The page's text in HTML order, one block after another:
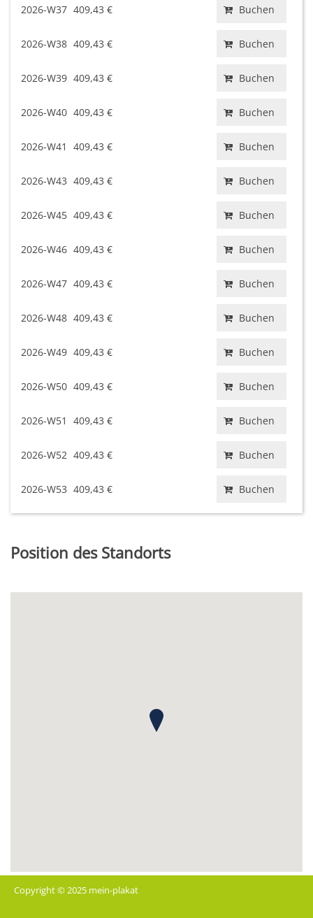
2026-W37 409,43 € Buchen
2026-W38 409,43 € Buchen
2026-W39 409,43 € Buchen
2026-W40 409,43 € Buchen
2026-W41 409,43 € Buchen
2026-W43 409,43 € Buchen
2026-W45 409,43 € Buchen
2026-W46 409,43 € Buchen
2026-W47 409,43 € Buchen
2026-W48 409,43 € Buchen
2026-W49 409,43 € Buchen
2026-W50 409,43 € Buchen
2026-W51 409,43 € Buchen
2026-W52 409,43 € Buchen
2026-W53 409,43 € Buchen
Position des Standorts
Copyright © 2025 mein-plakat